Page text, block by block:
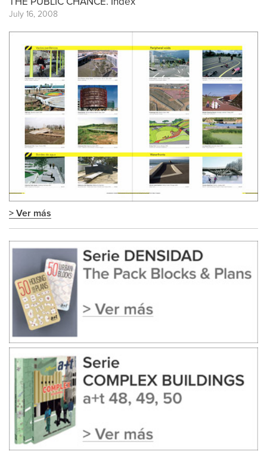
THE PUBLIC CHANCE. Index
July 16, 2008
> Ver más